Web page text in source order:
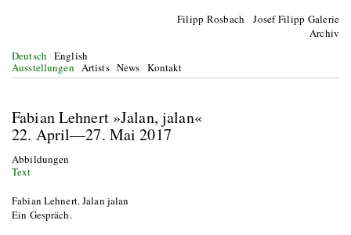
Filipp Rosbach Josef Filipp Galerie
Archiv
Deutsch English
Ausstellungen Artists News Kontakt
Fabian Lehnert »Jalan, jalan«
22. April—27. Mai 2017
Abbildungen
Text
Fabian Lehnert. Jalan jalan
Ein Gespräch.